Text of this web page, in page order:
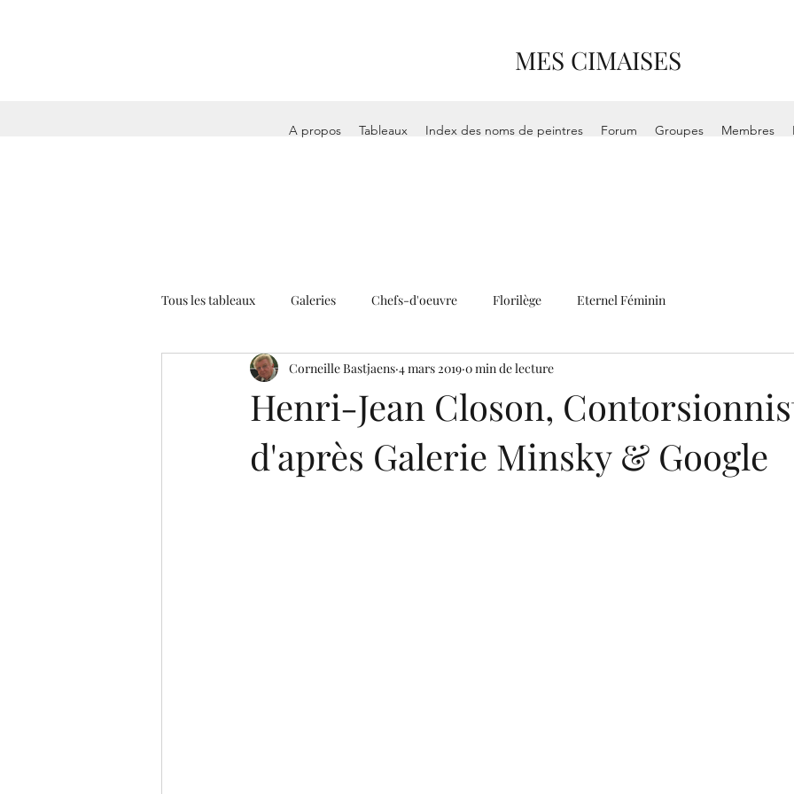
MES CIMAISES
A propos Tableaux Index des noms de peintres Forum Groupes Membres
Tous les tableaux Galeries Chefs-d'oeuvre Florilège Eternel Féminin
Henri-Jean Closon,
d'après Galerie Minsky & Google
Corneille Bastjaens 4 mars 2019 0 min de lecture